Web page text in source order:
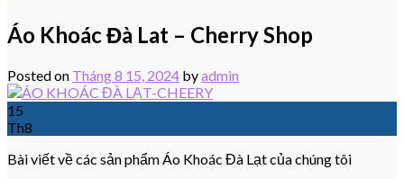
Áo Khoác Đà Lat – Cherry Shop
Posted on Tháng 8 15, 2024 byadmin
15
Th8
Bài viết về các sản phẩm Áo Khoác Đà Lạt của chúng tôi